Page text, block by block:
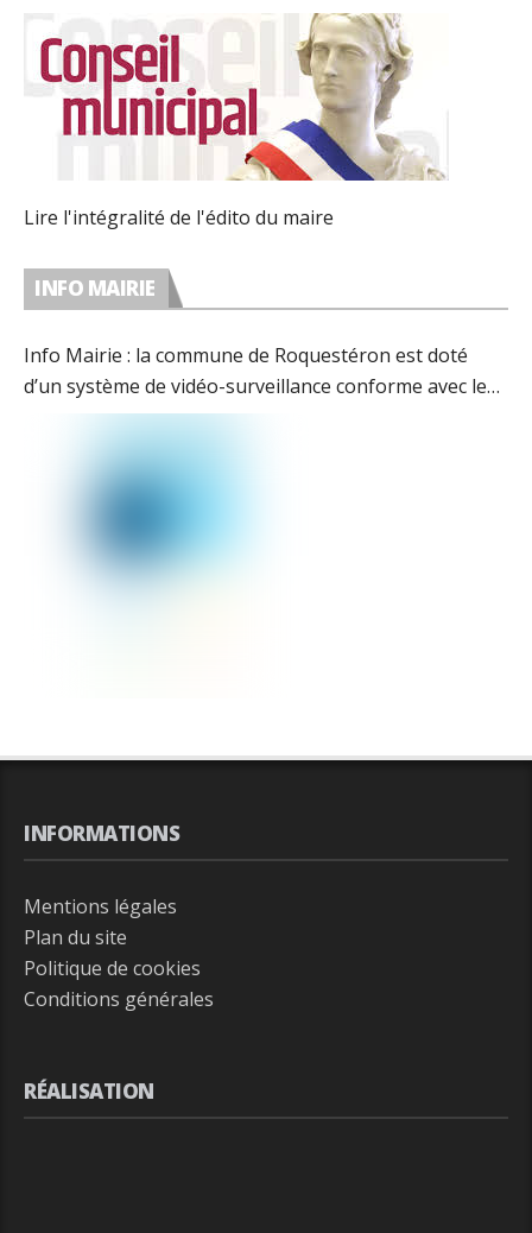
Lire l'intégralité de l'édito du maire
INFO MAIRIE
Info Mairie : la commune de Roquestéron est doté
d’un système de vidéo-surveillance conforme avec les
préconisations de la CNIL.
INFORMATIONS
Mentions légales
Plan du site
Politique de cookies
Conditions générales
RÉALISATION